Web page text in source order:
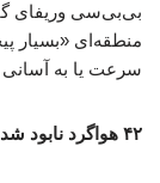
بی‌بی‌سی وریفای
منطقه‌ای «بسیار
سرعت یا به آسانی
۴۲ هواگرد نابود شده آمریکایی